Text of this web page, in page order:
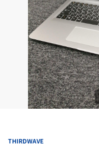
THIRDWAVE